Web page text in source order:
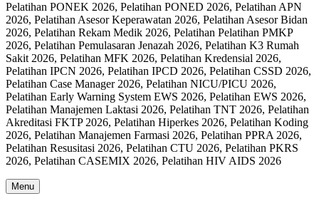
Pelatihan PONEK 2026, Pelatihan PONED 2026, Pelatihan APN
2026, Pelatihan Asesor Keperawatan 2026, Pelatihan Asesor Bidan
2026, Pelatihan Rekam Medik 2026, Pelatihan Pelatihan PMKP
2026, Pelatihan Pemulasaran Jenazah 2026, Pelatihan K3 Rumah
Sakit 2026, Pelatihan MFK 2026, Pelatihan Kredensial 2026,
Pelatihan IPCN 2026, Pelatihan IPCD 2026, Pelatihan CSSD 2026,
Pelatihan Case Manager 2026, Pelatihan NICU/PICU 2026,
Pelatihan Early Warning System EWS 2026, Pelatihan EWS 2026,
Pelatihan Manajemen Laktasi 2026, Pelatihan TNT 2026, Pelatihan
Akreditasi FKTP 2026, Pelatihan Hiperkes 2026, Pelatihan Koding
2026, Pelatihan Manajemen Farmasi 2026, Pelatihan PPRA 2026,
Pelatihan Resusitasi 2026, Pelatihan CTU 2026, Pelatihan PKRS
2026, Pelatihan CASEMIX 2026, Pelatihan HIV AIDS 2026
Menu